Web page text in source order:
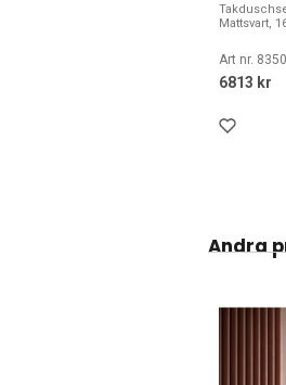
Mattsvart,
Art nr.
6813 kr
Andra